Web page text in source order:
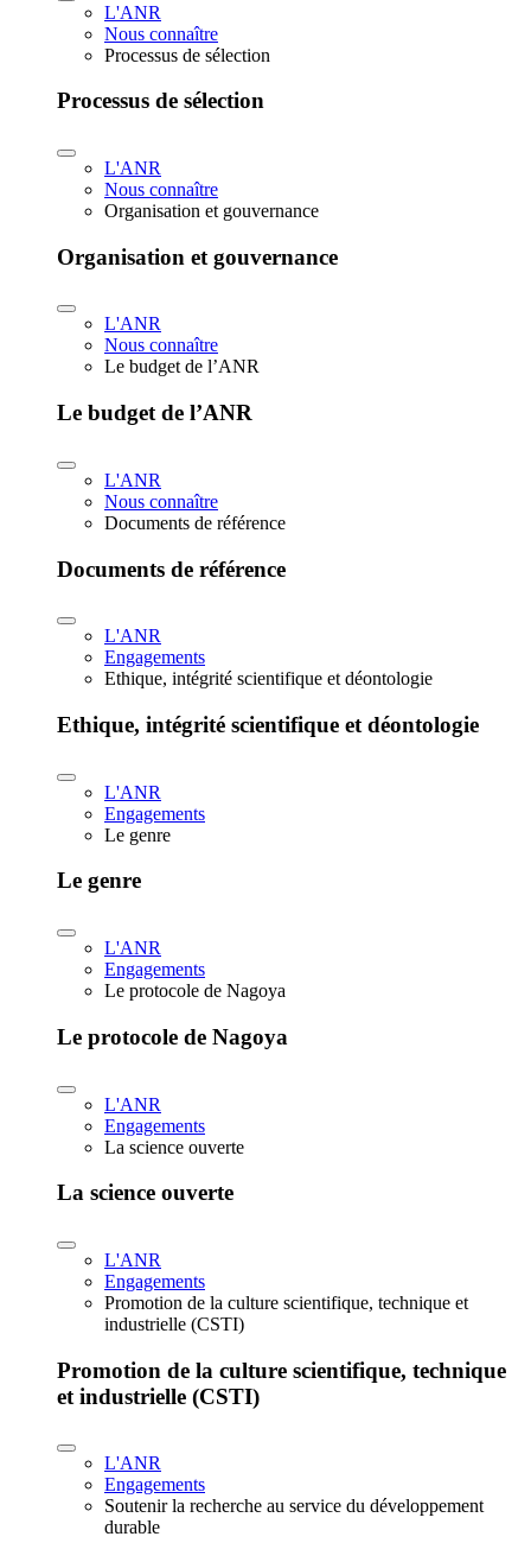
L'ANR
Nous connaître
Processus de sélection
Processus de sélection
L'ANR
Nous connaître
Organisation et gouvernance
Organisation et gouvernance
L'ANR
Nous connaître
Le budget de l’ANR
Le budget de l’ANR
L'ANR
Nous connaître
Documents de référence
Documents de référence
L'ANR
Engagements
Ethique, intégrité scientifique et déontologie
Ethique, intégrité scientifique et déontologie
L'ANR
Engagements
Le genre
Le genre
L'ANR
Engagements
Le protocole de Nagoya
Le protocole de Nagoya
L'ANR
Engagements
La science ouverte
La science ouverte
L'ANR
Engagements
Promotion de la culture scientifique, technique et
industrielle (CSTI)
Promotion de la culture scientifique, technique
et industrielle (CSTI)
L'ANR
Engagements
Soutenir la recherche au service du développement
durable